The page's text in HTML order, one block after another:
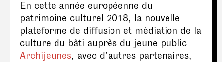
En cette année européenne du
patrimoine culturel 2018, la nouvelle
plateforme de diffusion et médiation de la
culture du bâti auprès du jeune public
Archijeunes, avec d’autres partenaires,